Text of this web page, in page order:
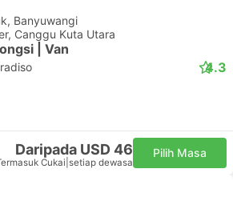
Banyuwangi
Canggu Kuta Utara
| Van
4.3
Daripada USD 46
Cukai setiap dewasa
Pilih Masa